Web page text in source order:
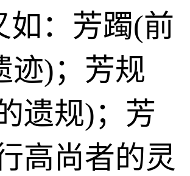
如：芳躅(前
迹)；芳规
遗规)；芳
高尚者的灵